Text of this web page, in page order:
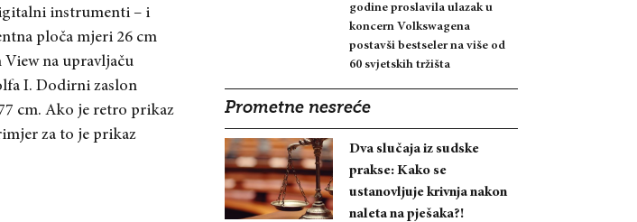
instrumenti – i
ploča mjeri 26 cm
na upravljaču
I. Dodirni zaslon
cm. Ako je retro prikaz
za to je prikaz
godine proslavila ulazak u
koncern Volkswagena
postavši bestseler na više od
60 svjetskih tržišta
Prometne nesreće
Dva slučaja iz sudske
prakse: Kako se
ustanovljuje krivnja nakon
naleta na pješaka?!